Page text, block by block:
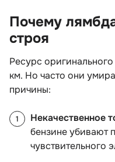
Почему
строя
Ресурс
км. Но часто они
причины:
Некачественное
ензине убивают
чувствительного